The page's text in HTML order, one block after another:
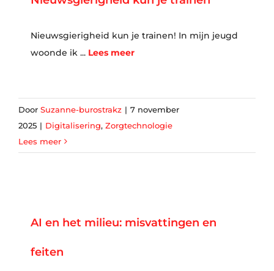
Nieuwsgierigheid kun je trainen! In mijn jeugd
woonde ik ... Lees meer
Door Suzanne-burostrakz | 7 november
2025 | Digitalisering, Zorgtechnologie
Lees meer
AI en het milieu: misvattingen en
feiten